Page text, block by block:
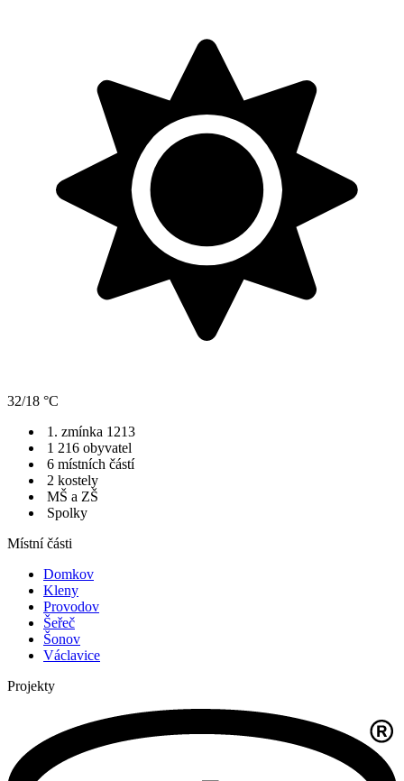
32/18 °C
1. zmínka 1213
1 216 obyvatel
6 místních částí
2 kostely
MŠ a ZŠ
Spolky
Místní části
Domkov
Kleny
Provodov
Šeřeč
Šonov
Václavice
Projekty